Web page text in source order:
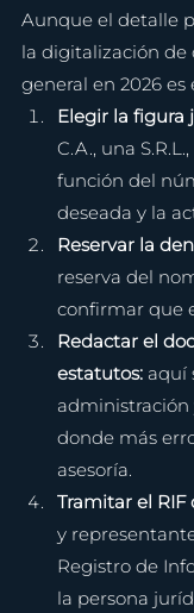
Aunque el detalle
la digitalización de
general en 2026 es
Elegir la figura
C.A., una
función del
deseada y la
Reservar la
reserva del
confirmar que
Redactar el
estatutos: aquí
administración
donde más
asesoría.
Tramitar el RIF
y
Registro de
la persona